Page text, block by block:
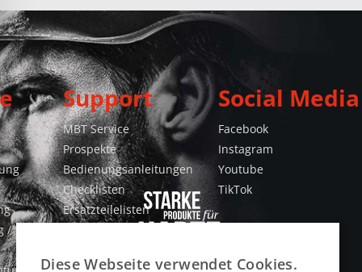
/
Support
MBT Service
Prospekte
Bedienungsanleitungen
Checklisten
Ersatzteilelisten
Social Media
Facebook
Instagram
Youtube
TikTok
Diese Webseite verwendet Cookies.